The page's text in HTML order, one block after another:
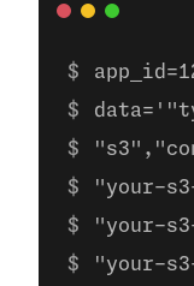
"your-
"your-
"your-